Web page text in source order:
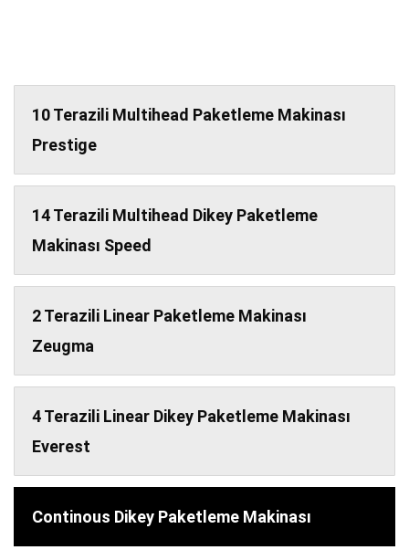
10 Terazili Multihead Paketleme Makinası
Prestige
14 Terazili Multihead Dikey Paketleme
Makinası Speed
2 Terazili Linear Paketleme Makinası
Zeugma
4 Terazili Linear Dikey Paketleme Makinası
Everest
Continous Dikey Paketleme Makinası